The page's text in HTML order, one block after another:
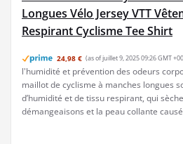
Longues Vélo Jersey VTT
Respirant Cyclisme Tee Shirt
24,98 € (as of juillet 9, 2025 09:26 GMT
l'humidité et prévention des odeurs
maillot de cyclisme à manches longues
d’humidité et de tissu respirant, qui
démangeaisons et la peau collante